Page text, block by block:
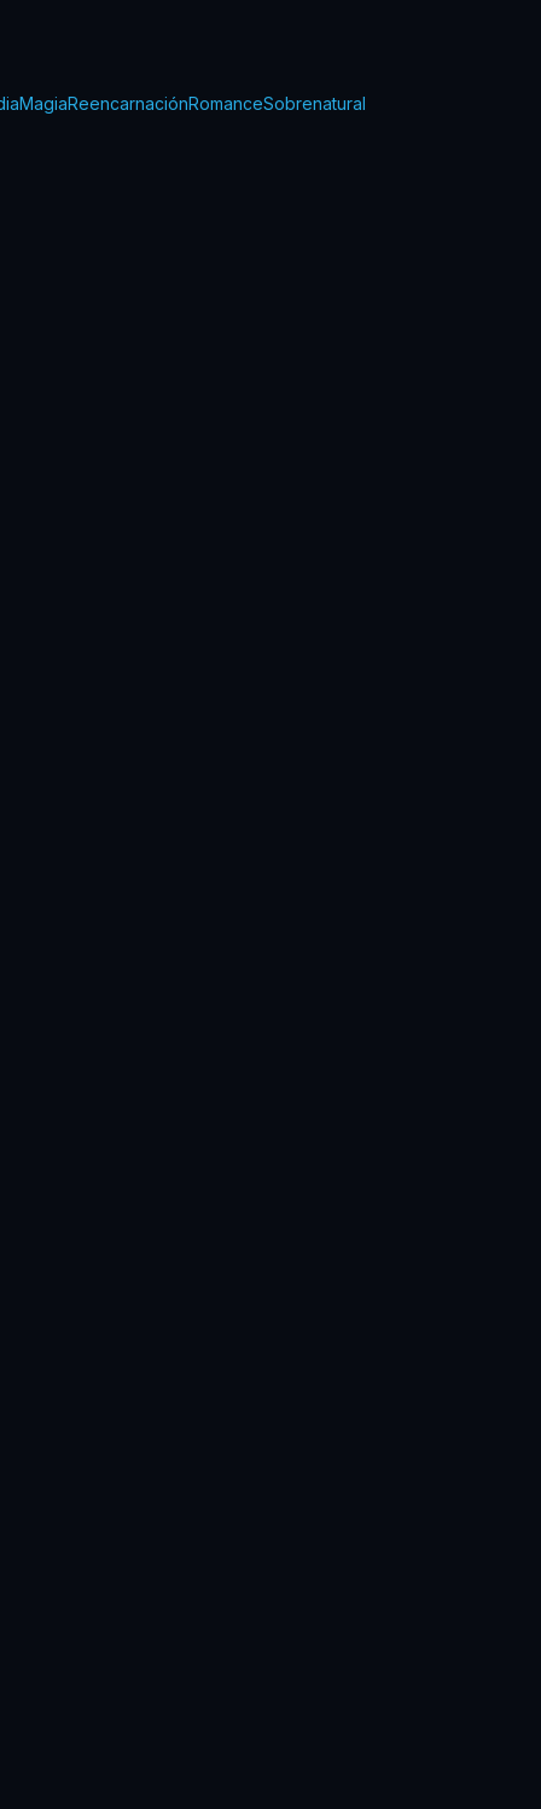
MagiaReencarnaciónRomanceSobrenatural